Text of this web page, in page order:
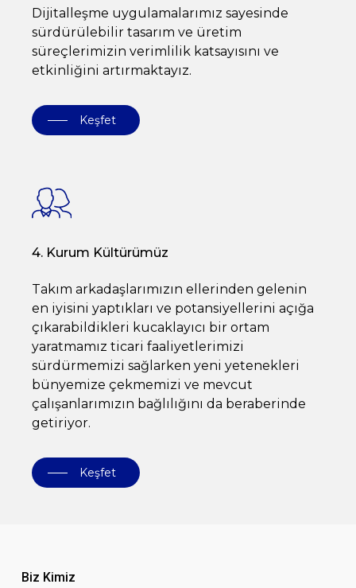
Dijitalleşme uygulamalarımız sayesinde
sürdürülebilir tasarım ve üretim
süreçlerimizin verimlilik katsayısını ve
etkinliğini artırmaktayız.
Keşfet
4. Kurum Kültürümüz
Takım arkadaşlarımızın ellerinden gelenin
en iyisini yaptıkları ve potansiyellerini açığa
çıkarabildikleri kucaklayıcı bir ortam
yaratmamız ticari faaliyetlerimizi
sürdürmemizi sağlarken yeni yetenekleri
bünyemize çekmemizi ve mevcut
çalışanlarımızın bağlılığını da beraberinde
getiriyor.
Keşfet
Biz Kimiz